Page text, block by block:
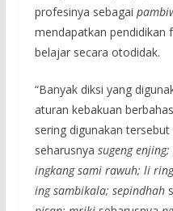
profesinya sebagai
mendapatkan pendidikan
belajar secara otodidak.
“Banyak diksi yang
aturan kebakuan
sering digunakan tersebut
seharusnya sugeng
ingkang sami rawuh; li
ing sambikala; sepindhah